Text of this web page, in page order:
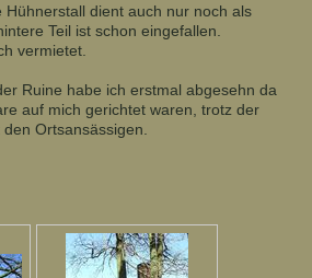
Hühnerstall dient auch nur noch als
Teil ist schon eingefallen.
vermietet.
Ruine habe ich erstmal abgesehn da
auf mich gerichtet waren, trotz der
Ortsansässigen.